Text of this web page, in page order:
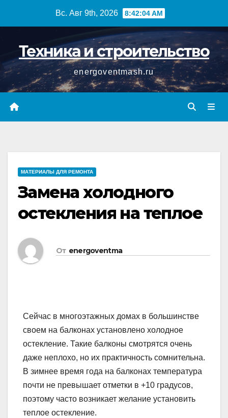
Вс. Авг 9th, 2026 8:42:05 AM
Техника и строительство
energoventmash.ru
МАТЕРИАЛЫ ДЛЯ РЕМОНТА
Замена холодного
остекления на теплое
От energoventma
Сейчас в многоэтажных домах в большинстве
своем на балконах установлено холодное
остекление. Такие балконы смотрятся очень
даже неплохо, но их практичность сомнительна.
В зимнее время года на балконах температура
почти не превышает отметки в +10 градусов,
поэтому часто возникает желание установить
теплое остекление.